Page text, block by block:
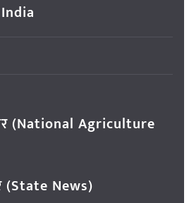
(National Agriculture
(State News)